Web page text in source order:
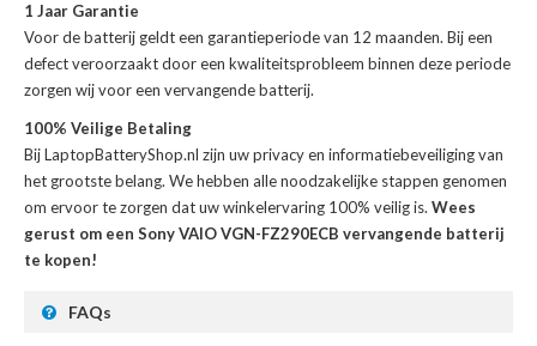
1 Jaar Garantie
Voor debatterij geldt een garantieperiode van 12 maanden. Bij een
defect veroorzaakt door een kwaliteitsprobleem binnen deze periode
zorgen wij voor een vervangende batterij.
100% Veilige Betaling
Bij LaptopBatteryShop.nl zijn uw privacy en informatiebeveiliging van
het grootste belang. We hebben alle noodzakelijke stappen genomen
om ervoor te zorgen dat uw winkelervaring 100% veilig is. Wees
gerust om een Sony VAIO VGN-FZ290ECB vervangende batterij
te kopen!
FAQs